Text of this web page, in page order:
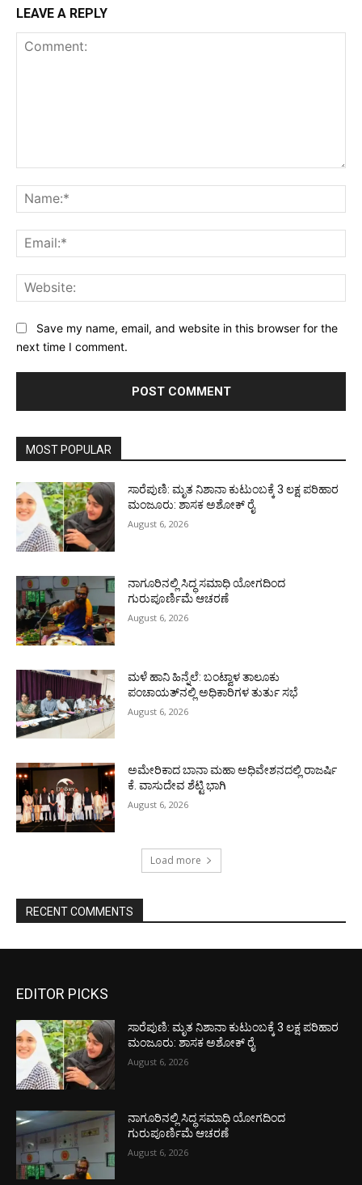
LEAVE A REPLY
Save my name, email, and website in this browser for the
next time I comment.
MOST POPULAR
ಸಾರೆಪುಣಿ: ಮೃತ ನಿಶಾನಾ ಕುಟುಂಬಕ್ಕೆ 3 ಲಕ್ಷ ಪರಿಹಾರ
ಮಂಜೂರು: ಶಾಸಕ ಅಶೋಕ್ ರೈ
August 6, 2026
ನಾಗೂರಿನಲ್ಲಿ ಸಿದ್ಧ ಸಮಾಧಿ ಯೋಗದಿಂದ
ಗುರುಪೂರ್ಣಿಮೆ ಆಚರಣೆ
August 6, 2026
ಮಳೆ ಹಾನಿ ಹಿನ್ನೆಲೆ: ಬಂಟ್ವಾಳ ತಾಲೂಕು
ಪಂಚಾಯತ್‌ನಲ್ಲಿ ಅಧಿಕಾರಿಗಳ ತುರ್ತು ಸಭೆ
August 6, 2026
ಅಮೇರಿಕಾದ ಬಾನಾ ಮಹಾ ಅಧಿವೇಶನದಲ್ಲಿ ರಾಜರ್ಷಿ
ಕೆ. ವಾಸುದೇವ ಶೆಟ್ಟಿ ಭಾಗಿ
August 6, 2026
Load more
RECENT COMMENTS
EDITOR PICKS
ಸಾರೆಪುಣಿ: ಮೃತ ನಿಶಾನಾ ಕುಟುಂಬಕ್ಕೆ 3 ಲಕ್ಷ ಪರಿಹಾರ
ಮಂಜೂರು: ಶಾಸಕ ಅಶೋಕ್ ರೈ
August 6, 2026
ನಾಗೂರಿನಲ್ಲಿ ಸಿದ್ಧ ಸಮಾಧಿ ಯೋಗದಿಂದ
ಗುರುಪೂರ್ಣಿಮೆ ಆಚರಣೆ
August 6, 2026